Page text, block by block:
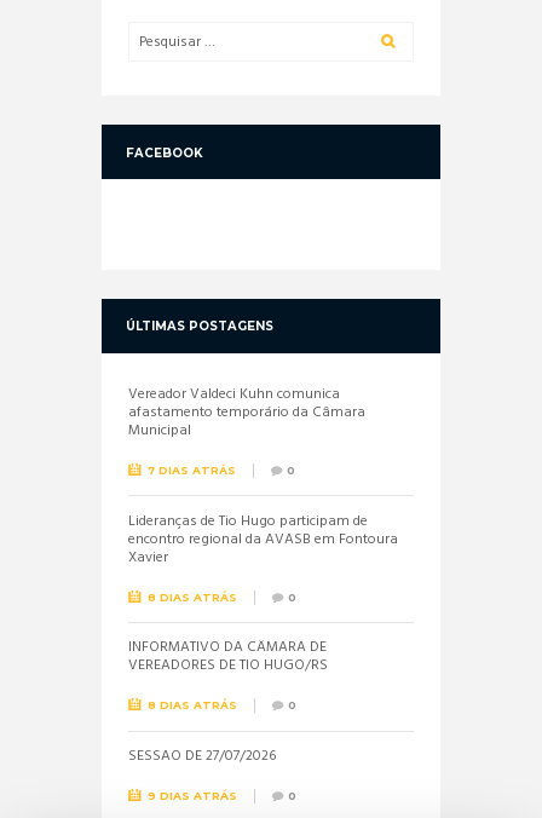
FACEBOOK
ÚLTIMAS POSTAGENS
Vereador Valdeci Kuhn comunica
afastamento temporário da Câmara
Municipal
7 DIAS ATRÁS 0
Lideranças de Tio Hugo participam de
encontro regional da AVASB em Fontoura
Xavier
8 DIAS ATRÁS 0
INFORMATIVO DA CÂMARA DE
VEREADORES DE TIO HUGO/RS
8 DIAS ATRÁS 0
SESSÃO DE 27/07/2026
9 DIAS ATRÁS 0